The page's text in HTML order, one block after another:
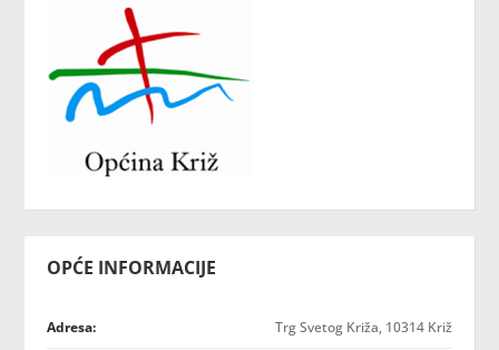
OPĆE INFORMACIJE
Adresa: Trg Svetog Križa, 10314 Križ